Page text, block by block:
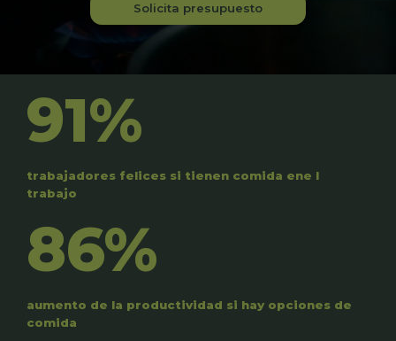
Solicita presupuesto
91%
trabajadores felices si tienen comida ene l
trabajo
86%
aumento de la productividad si hay opciones de
comida